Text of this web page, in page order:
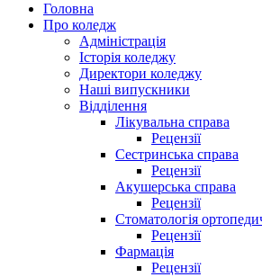
Головна
Про коледж
Адміністрація
Історія коледжу
Директори коледжу
Наші випускники
Відділення
Лікувальна справа
Рецензії
Сестринська справа
Рецензії
Акушерська справа
Рецензії
Стоматологія
Рецензії
Фармація
Рецензії